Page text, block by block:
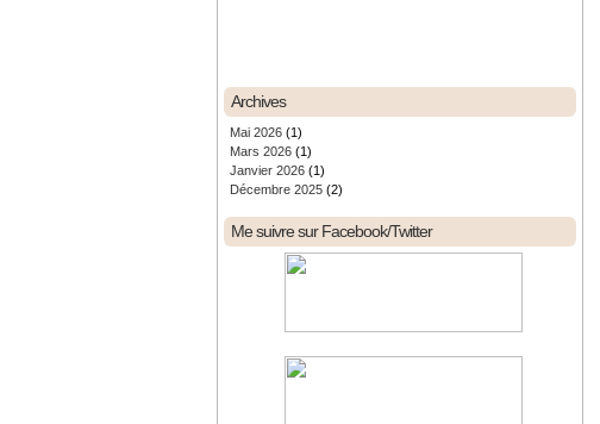
Archives
Mai 2026 (1)
Mars 2026 (1)
Janvier 2026 (1)
Décembre 2025 (2)
Me suivre sur Facebook/Twitter